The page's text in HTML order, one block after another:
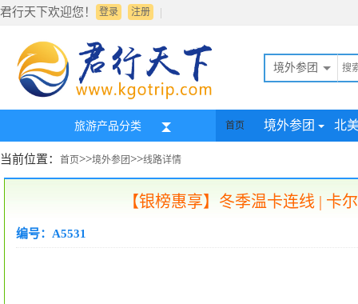
君行天下欢迎您！ 登录 |
注册
境外参团
旅游产品分类 首页 境外参团 北
当前位置： 首页>>境外参团>>线路详情
【银榜惠享】冬季温卡连线 | 卡
编号：A5531